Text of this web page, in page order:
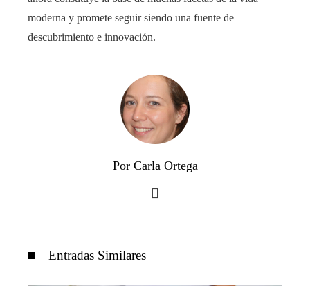
moderna y promete seguir siendo una fuente de
descubrimiento e innovación.
Por Carla Ortega
Entradas Similares